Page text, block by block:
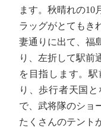
ます。秋晴れの10
ラッグがとてもき
妻通りに出て、福
り、左折して駅前
を目指します。
り、歩行者天国
で、武将隊のショ
たくさんのテント